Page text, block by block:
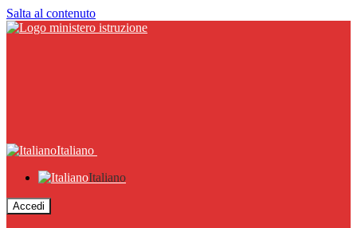
Salta al contenuto
Italiano
Italiano
Accedi